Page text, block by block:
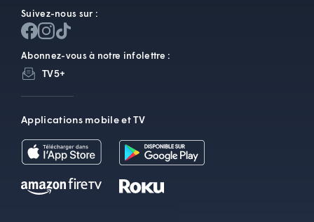
Suivez-nous sur :
Abonnez-vous à notre infolettre :
TV5+
Applications mobile et TV